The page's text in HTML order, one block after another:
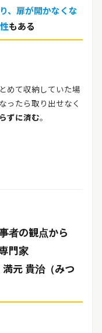
、扉が開かなくな
もある
めて収納していた場
ったら取り出せなく
ずに済む。
者の観点から
門家
元 貴治（みつ